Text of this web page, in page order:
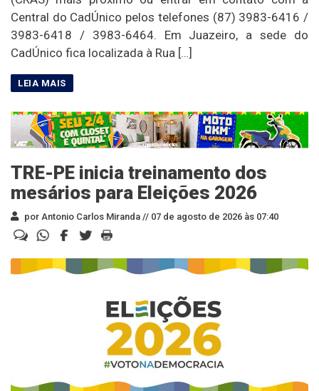
Central do CadÚnico pelos telefones (87) 3983-6416 /
3983-6418 / 3983-6464. Em Juazeiro, a sede do
CadÚnico fica localizada à Rua […]
TRE-PE inicia treinamento dos
mesários para Eleições 2026
por Antonio Carlos Miranda // 07 de agosto de 2026 às 07:40